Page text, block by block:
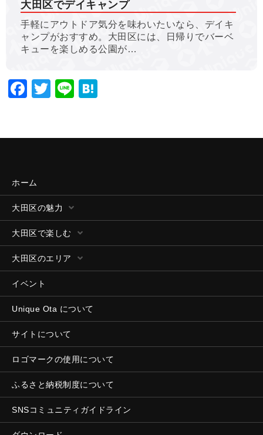
大田区でデイキャンプ
手軽にアウトドア気分を味わいたいなら、デイキ
ャンプがおすすめ。大田区には、日帰りでバーベ
キューを楽しめる公園が…
Facebook
Twitter
Line
ホーム
大田区の魅力
大田区で楽しむ
大田区のエリア
イベント
Unique Ota について
サイトについて
ロゴマークの使用について
ふるさと納税制度について
SNSコミュニティガイドライン